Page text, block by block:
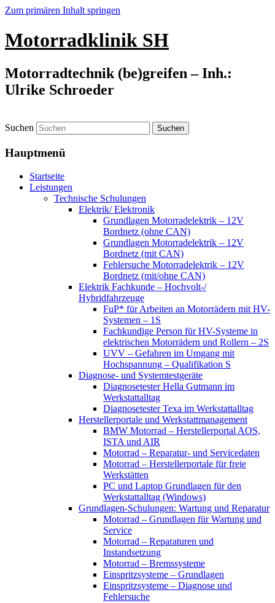
Zum primären Inhalt springen
Motorradklinik SH
Motorradtechnik (be)greifen – Inh.:
Ulrike Schroeder
Suchen
Hauptmenü
Startseite
Leistungen
Technische Schulungen
Elektrik/ Elektronik
Grundlagen Motorradelektrik – 12V
Bordnetz (ohne CAN)
Grundlagen Motorradelektrik – 12V
Bordnetz (mit CAN)
Fehlersuche Motorradelektrik – 12V
Bordnetz (mit/ohne CAN)
Elektrik Fachkunde – Hochvolt-/
Hybridfahrzeuge
FuP* für Arbeiten an Motorrädern mit HV-
Systemen – 1S
Fachkundige Person für HV-Systeme in
elektrischen Motorrädern und Rollern – 2S
UVV – Gefahren im Umgang mit
Hochspannung – Qualifikation S
Diagnose- und Systemtestgeräte
Diagnosetester Hella Gutmann im
Werkstattalltag
Diagnosetester Texa im Werkstattalltag
Herstellerportale und Werkstattmanagement
BMW Motorrad – Herstellerportal AOS,
ISTA und AIR
Motorrad – Reparatur- und Servicedaten
Motorrad – Herstellerportale für freie
Werkstätten
PC und Laptop Grundlagen für den
Werkstattalltag (Windows)
Grundlagen-Schulungen: Wartung und Reparatur
Motorrad – Grundlagen für Wartung und
Service
Motorrad – Reparaturen und
Instandsetzung
Motorrad – Bremssysteme
Einspritzsysteme – Grundlagen
Einspritzsysteme – Diagnose und
Fehlersuche